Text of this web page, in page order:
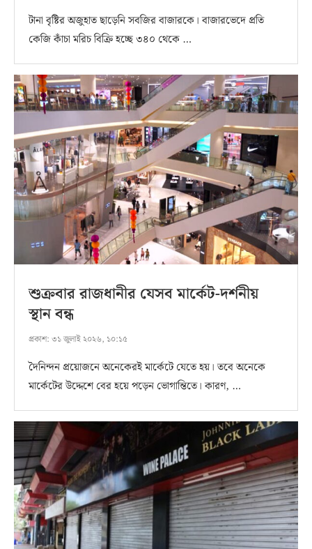
টানা বৃষ্টির অজুহাত ছাড়েনি সবজির বাজারকে। বাজারভেদে প্রতি
কেজি কাঁচা মরিচ বিক্রি হচ্ছে ৩৪০ থেকে …
শুক্রবার রাজধানীর যেসব মার্কেট-দর্শনীয়
স্থান বন্ধ
প্রকাশ: ৩১ জুলাই ২০২৬, ১০:১৫
দৈনিন্দন প্রয়োজনে অনেকেরই মার্কেটে যেতে হয়। তবে অনেকে
মার্কেটের উদ্দেশে বের হয়ে পড়েন ভোগান্তিতে। কারণ, …